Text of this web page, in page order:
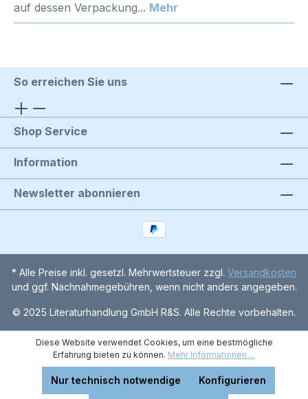
auf dessen Verpackung... Mehr
So erreichen Sie uns
Shop Service
Information
Newsletter abonnieren
* Alle Preise inkl. gesetzl. Mehrwertsteuer zzgl. Versandkosten
und ggf. Nachnahmegebühren, wenn nicht anders angegeben.
© 2025 Literaturhandlung GmbH R&S. Alle Rechte vorbehalten.
Diese Website verwendet Cookies, um eine bestmögliche
Erfahrung bieten zu können. Mehr Informationen ...
Nur technisch notwendige Konfigurieren